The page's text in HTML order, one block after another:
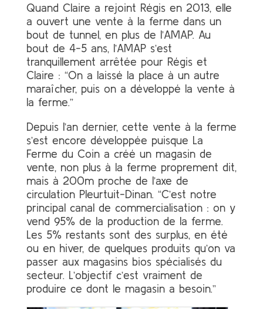
Quand Claire a rejoint Régis en 2013, elle
a ouvert une vente à la ferme dans un
bout de tunnel, en plus de l’AMAP. Au
bout de 4-5 ans, l’AMAP s’est
tranquillement arrêtée pour Régis et
Claire : “On a laissé la place à un autre
maraîcher, puis on a développé la vente à
la ferme.”
Depuis l’an dernier, cette vente à la ferme
s’est encore développée puisque La
Ferme du Coin a créé un magasin de
vente, non plus à la ferme proprement dit,
mais à 200m proche de l’axe de
circulation Pleurtuit-Dinan. “C’est notre
principal canal de commercialisation : on y
vend 95% de la production de la ferme.
Les 5% restants sont des surplus, en été
ou en hiver, de quelques produits qu’on va
passer aux magasins bios spécialisés du
secteur. L’objectif c’est vraiment de
produire ce dont le magasin a besoin.”